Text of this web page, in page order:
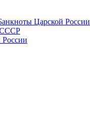
Царской России
СССР